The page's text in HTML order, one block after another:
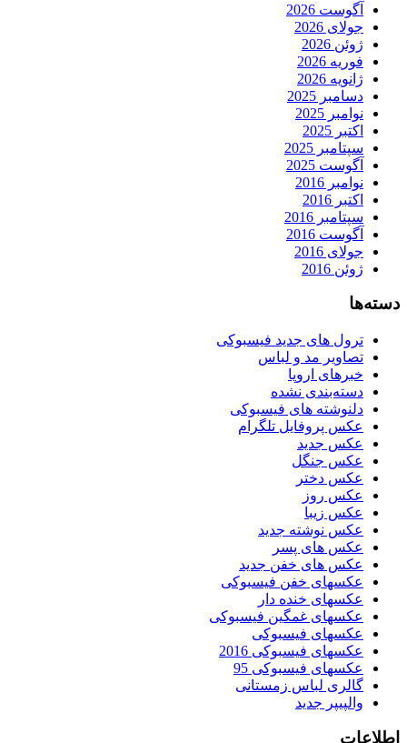
آگوست 2026
جولای 2026
ژوئن 2026
فوریه 2026
ژانویه 2026
دسامبر 2025
نوامبر 2025
اکتبر 2025
سپتامبر 2025
آگوست 2025
نوامبر 2016
اکتبر 2016
سپتامبر 2016
آگوست 2016
جولای 2016
ژوئن 2016
دسته‌ها
ترول های جدید فیسبوکی
تصاویر مد و لباس
خبرهای اروپا
دسته‌بندی نشده
دلنوشته های فیسبوکی
عکس پروفایل تلگرام
عکس جدید
عکس جنگل
عکس دختر
عکس روز
عکس زیبا
عکس نوشته جدید
عکس های پسر
عکس های خفن جدید
عکسهای خفن فیسبوکی
عکسهای خنده دار
عکسهای غمگین فیسبوکی
عکسهای فیسبوکی
عکسهای فیسبوکی 2016
عکسهای فیسبوکی 95
گالری لباس زمستانی
والپیپر جدید
اطلاعات